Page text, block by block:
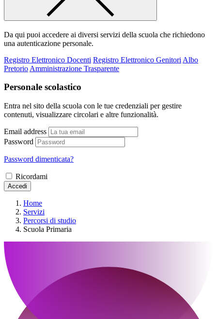
Da qui puoi accedere ai diversi servizi della scuola che richiedono
una autenticazione personale.
Registro Elettronico Docenti Registro Elettronico Genitori Albo
Pretorio Amministrazione Trasparente
Personale scolastico
Entra nel sito della scuola con le tue credenziali per gestire
contenuti, visualizzare circolari e altre funzionalità.
Email address
Password
Password dimenticata?
Ricordami
Accedi
Home
Servizi
Percorsi di studio
Scuola Primaria